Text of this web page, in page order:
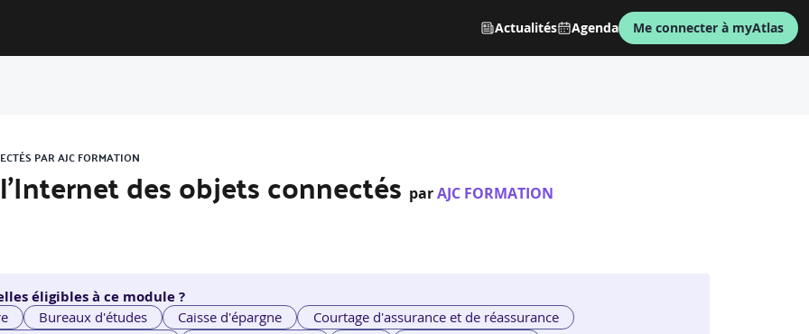
Actualités Agenda Me connecter à myAtlas
PAR AJC FORMATION
des objets connectés parAJC FORMATION
éligibles à ce module ?
Bureaux d'études Caisse d'épargne
Courtage d'assurance et de réassurance